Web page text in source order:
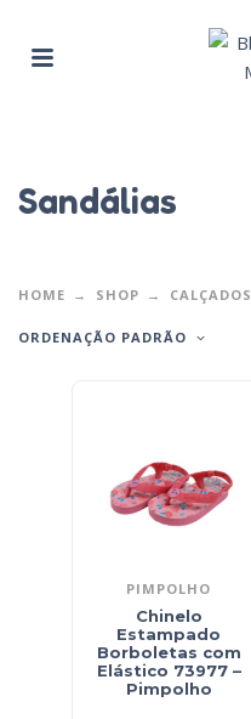
Sandálias
HOME SHOP CALÇADOS
ORDENAÇÃO PADRÃO
PIMPOLHO
Chinelo
Estampado
Borboletas com
Elástico 73977 –
Pimpolho